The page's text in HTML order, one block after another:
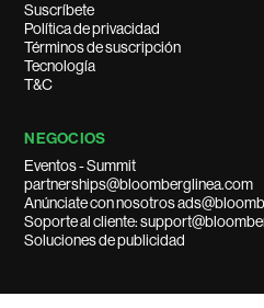
Suscríbete
Política de privacidad
Términos de suscripción
Tecnología
T&C
NEGOCIOS
Eventos - Summit
partnerships@bloomberglinea.com
Anúnciate con nosotros
Soporte al cliente:
Soluciones de publicidad